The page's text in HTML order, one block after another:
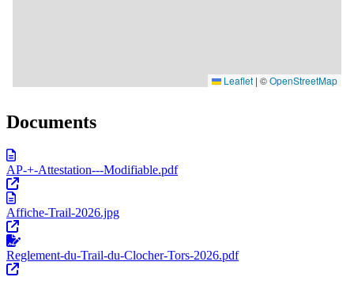
Documents
AP-+-Attestation---Modifiable.pdf
Affiche-Trail-2026.jpg
Reglement-du-Trail-du-Clocher-Tors-2026.pdf